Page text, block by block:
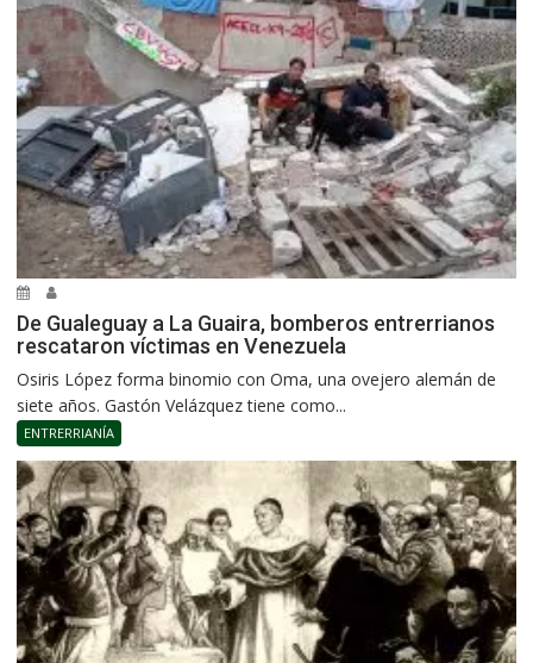
De Gualeguay a La Guaira, bomberos entrerrianos
rescataron víctimas en Venezuela
Osiris López forma binomio con Oma, una ovejero alemán de
siete años. Gastón Velázquez tiene como...
ENTRERRIANÍA